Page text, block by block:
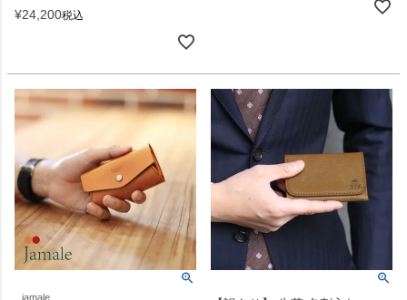
¥24,200税込
jamale